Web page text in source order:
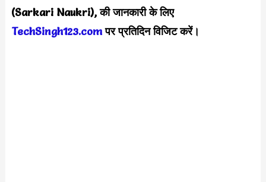
(Sarkari Naukri), की जानकारी के लिए
TechSingh123.comपर प्रतिदिन विजिट करें।